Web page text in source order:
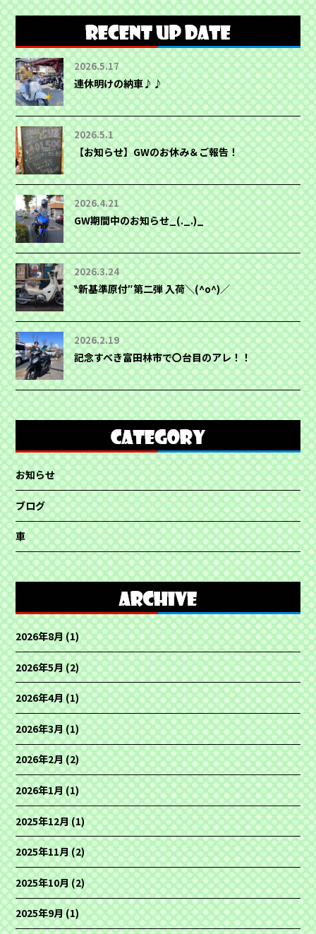
2026.5.17
連休明けの納車♪♪
2026.5.1
【お知らせ】GWのお休み＆ご報告！
2026.4.21
GW期間中のお知らせ_(._.)_
2026.3.24
‶新基準原付″第二弾 入荷＼(^o^)／
2026.2.19
記念すべき富田林市で〇台目のアレ！！
お知らせ
ブログ
車
2026年8月(1)
2026年5月(2)
2026年4月(1)
2026年3月(1)
2026年2月(2)
2026年1月(1)
2025年12月(1)
2025年11月(2)
2025年10月(2)
2025年9月(1)